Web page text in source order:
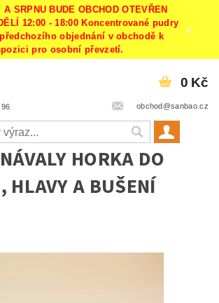
A SRPNU BUDE OBCHOD OTEVŘEN
12:00 - 18:00 Koncentrované pudry
objednání v obchodě k
pro osobní převzetí.
obchod@sanbao.cz
0 Kč
HORKA DO
HLAVY A BUŠENÍ